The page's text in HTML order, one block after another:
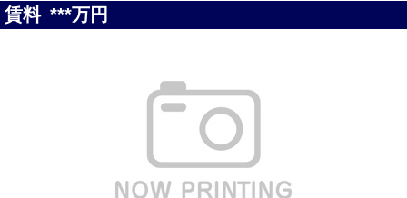
賃料 ***万円